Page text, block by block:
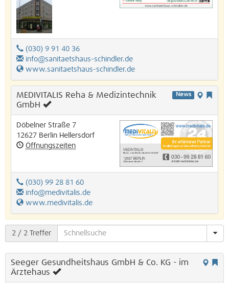
(030) 9 91 40 36
info@sanitaetshaus-schindler.de
www.sanitaetshaus-schindler.de
News
MEDIVITALIS Reha & Medizintechnik
GmbH
Döbelner Straße 7
12627 Berlin Hellersdorf
Öffnungszeiten
(030) 99 28 81 60
info@medivitalis.de
www.medivitalis.de
2 / 2 Treffer
Seeger Gesundheitshaus GmbH & Co. KG - im
Ärztehaus